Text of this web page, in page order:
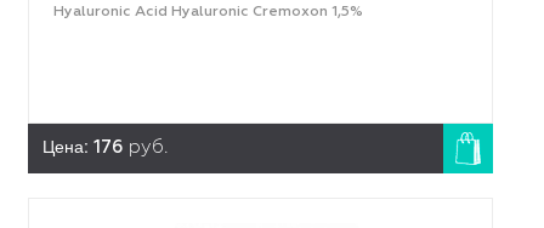
Hyaluronic Acid Hyaluronic Cremoxon 1,5%
Цена: 176 руб.